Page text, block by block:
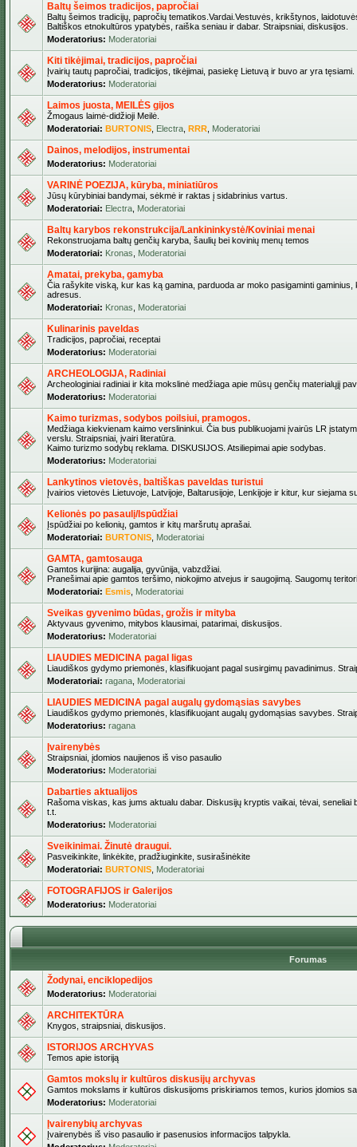
Baltų šeimos tradicijos, papročiai
Baltų šeimos tradicijų, papročių tematikos.Vardai.Vestuvės, krikštynos,
Baltiškos etnokultūros ypatybės, raiška seniau ir dabar. Straipsniai, diskusijos.
Moderatorius: Moderatoriai
Kiti tikėjimai, tradicijos, papročiai
Įvairių tautų papročiai, tradicijos, tikėjimai, pasiekę Lietuvą ir buvo ar yra tęsiami.
Moderatorius: Moderatoriai
Laimos juosta, MEILĖS gijos
Žmogaus laimė-didžioji Meilė.
Moderatoriai: BURTONIS Electra RRR Moderatoriai
Dainos, melodijos, instrumentai
Moderatorius: Moderatoriai
VARINĖ POEZIJA, kūryba, miniatiūros
Jūsų kūrybiniai bandymai, sėkmė ir raktas į sidabrinius vartus.
Moderatoriai: Electra Moderatoriai
Baltų karybos rekonstrukcija/Lankininkystė/Koviniai menai
Rekonstruojama baltų genčių karyba, šaulių bei kovinių menų temos
Moderatoriai: Kronas Moderatoriai
Amatai, prekyba, gamyba
Čia rašykite viską, kur kas ką gamina, parduoda ar moko pasigaminti
adresus.
Moderatoriai: Kronas Moderatoriai
Kulinarinis paveldas
Tradicijos, papročiai, receptai
Moderatorius: Moderatoriai
ARCHEOLOGIJA, Radiniai
Archeologiniai radiniai ir kita mokslinė medžiaga apie mūsų genčių materialųjį
Moderatorius: Moderatoriai
Kaimo turizmas, sodybos poilsiui, pramogos.
Medžiaga kiekvienam kaimo verslininkui. Čia bus publikuojami įvairūs LR
verslu. Straipsniai, įvairi literatūra.
Kaimo turizmo sodybų reklama. DISKUSIJOS. Atsiliepimai apie sodybas.
Moderatorius: Moderatoriai
Lankytinos vietovės, baltiškas paveldas turistui
Įvairios vietovės Lietuvoje, Latvijoje, Baltarusijoje, Lenkijoje ir kitur, kur siejama
Kelionės po pasaulį/Ispūdžiai
Įspūdžiai po kelionių, gamtos ir kitų maršrutų aprašai.
Moderatoriai: BURTONIS Moderatoriai
GAMTA, gamtosauga
Gamtos kurijina: augalija, gyvūnija, vabzdžiai.
Pranešimai apie gamtos teršimo, niokojimo atvejus ir saugojimą. Saugomų
Moderatoriai: Esmis Moderatoriai
Sveikas gyvenimo būdas, grožis ir mityba
Aktyvaus gyvenimo, mitybos klausimai, patarimai, diskusijos.
Moderatorius: Moderatoriai
LIAUDIES MEDICINA pagal ligas
Liaudiškos gydymo priemonės, klasifikuojant pagal susirgimų pavadinimus.
Moderatoriai: ragana Moderatoriai
LIAUDIES MEDICINA pagal augalų gydomąsias savybes
Liaudiškos gydymo priemonės, klasifikuojant augalų gydomąsias savybes.
Moderatorius: ragana
Įvairenybės
Straipsniai, įdomios naujienos iš viso pasaulio
Moderatorius: Moderatoriai
Dabarties aktualijos
Rašoma viskas, kas jums aktualu dabar. Diskusijų kryptis vaikai, tėvai, seneliai
t.t.
Moderatorius: Moderatoriai
Sveikinimai. Žinutė draugui.
Pasveikinkite, linkėkite, pradžiuginkite, susirašinėkite
Moderatoriai: BURTONIS Moderatoriai
FOTOGRAFIJOS ir Galerijos
Moderatorius: Moderatoriai
Forumas
Žodynai, enciklopedijos
Moderatorius: Moderatoriai
ARCHITEKTŪRA
Knygos, straipsniai, diskusijos.
ISTORIJOS ARCHYVAS
Temos apie istoriją
Gamtos mokslų ir kultūros diskusijų archyvas
Gamtos mokslams ir kultūros diskusijoms priskiriamos temos, kurios įdomios
Moderatorius: Moderatoriai
Įvairenybių archyvas
Įvairenybės iš viso pasaulio ir pasenusios informacijos talpykla.